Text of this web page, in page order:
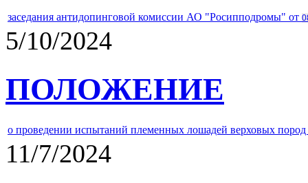
заседания антидопинговой комиссии АО "Росипподромы" от
5/10/2024
ПОЛОЖЕНИЕ
о проведении испытаний племенных лошадей верховых
11/7/2024